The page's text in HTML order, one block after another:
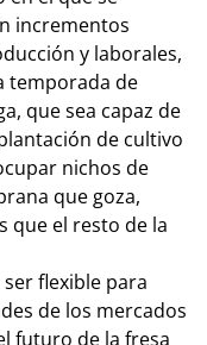
incrementos
y laborales,
temporada de
que sea capaz de
de cultivo
nichos de
que goza,
que el resto de la
flexible para
de los mercados
futuro de la fresa